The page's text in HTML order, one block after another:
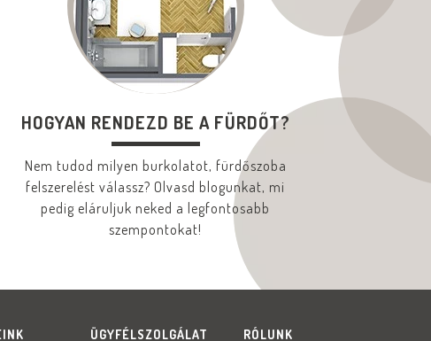
HOGYAN RENDEZD BE A FÜRDŐT?
Nem tudod milyen burkolatot, fürdőszoba
felszerelést válassz? Olvasd blogunkat, mi
pedig eláruljuk neked a legfontosabb
szempontokat!
ÜGYFÉLSZOLGÁLAT RÓLUNK